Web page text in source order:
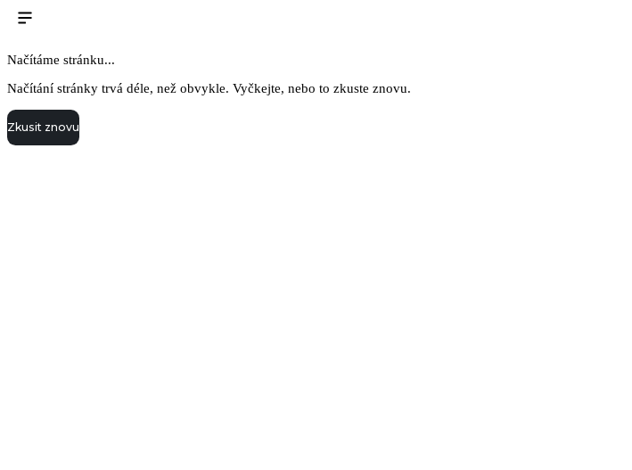
Načítáme stránku...
Načítání stránky trvá déle, než obvykle. Vyčkejte, nebo to zkuste znovu.
Zkusit znovu